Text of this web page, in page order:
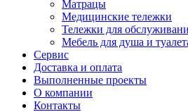
Матрацы
Медицинские тележки
Тележки для
Мебель для душа и
Сервис
Доставка и оплата
Выполненные проекты
О компании
Контакты